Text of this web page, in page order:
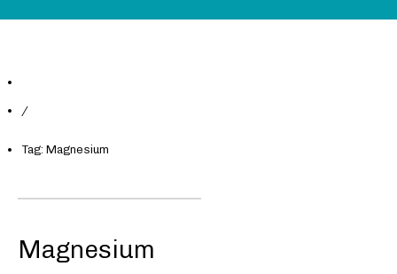
Low-Carb Rezepte
/
Tag: Magnesium
Magnesium